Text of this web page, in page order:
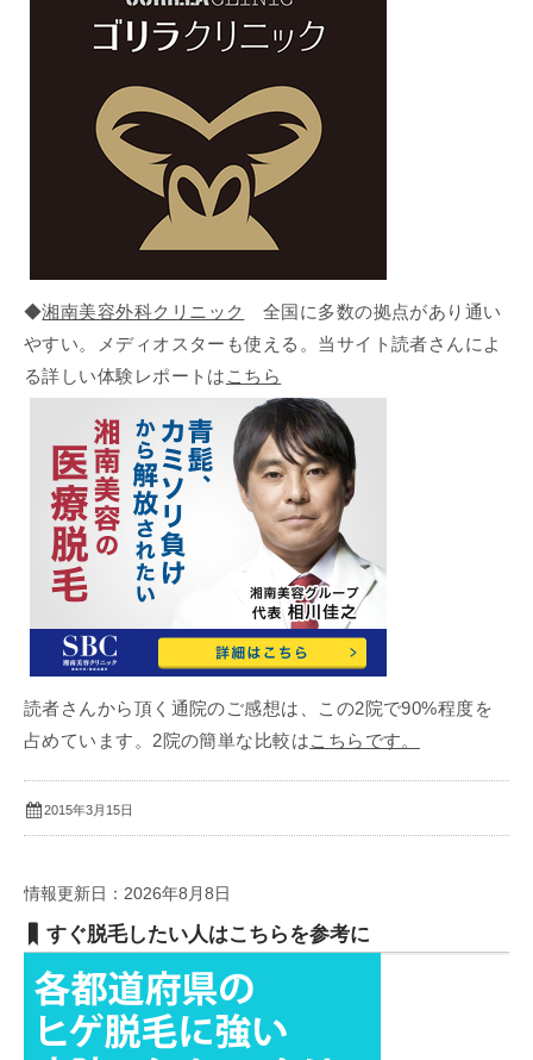
◆湘南美容外科クリニック
全国に多数の拠点があり通い
やすい。メディオスターも使える。当サイト読者さんによ
る詳しい体験レポートは こちら
読者さんから頂く通院のご感想は、この2院で90%程度を
占めています。2院の簡単な比較はこちらです。
2015年3月15日
情報更新日：2026年8月8日
すぐ脱毛したい人はこちらを参考に